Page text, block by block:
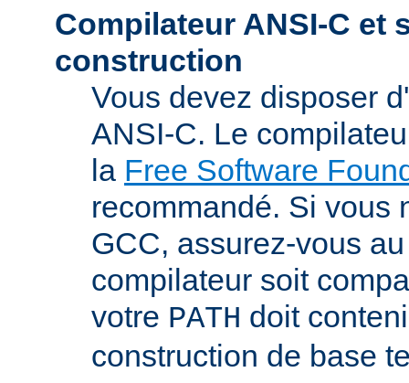
Compilateur ANSI-C et
construction
Vous devez disposer
ANSI-C. Le
la Free Software
recommandé. Si vous
GCC, assurez-vous
compilateur soit
votre PATH doit
construction de base